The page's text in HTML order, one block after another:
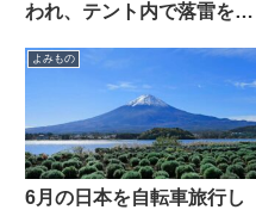
われ、テント内で落雷を受
から）
よみもの
6月の日本を自転車旅行し